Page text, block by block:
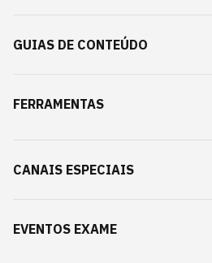
GUIAS DE CONTEÚDO
FERRAMENTAS
CANAIS ESPECIAIS
EVENTOS EXAME